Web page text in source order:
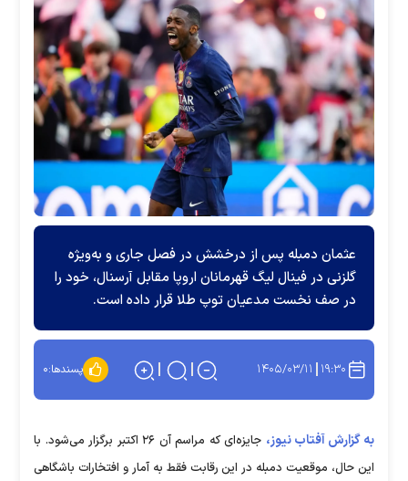
عثمان دمبله پس از درخشش در فصل جاری و به‌ویژه
گلزنی در فینال لیگ قهرمانان اروپا مقابل آرسنال، خود را
در صف نخست مدعیان توپ طلا قرار داده است.
۱۹:۳۰ ۱۴۰۵/۰۳/۱۱ پسندها:۰
به گزارش آفتاب نیوز،
جایزه‌ای که مراسم آن ۲۶ اکتبر برگزار می‌شود. با
این حال، موقعیت دمبله در این رقابت فقط به آمار و افتخارات باشگاهی